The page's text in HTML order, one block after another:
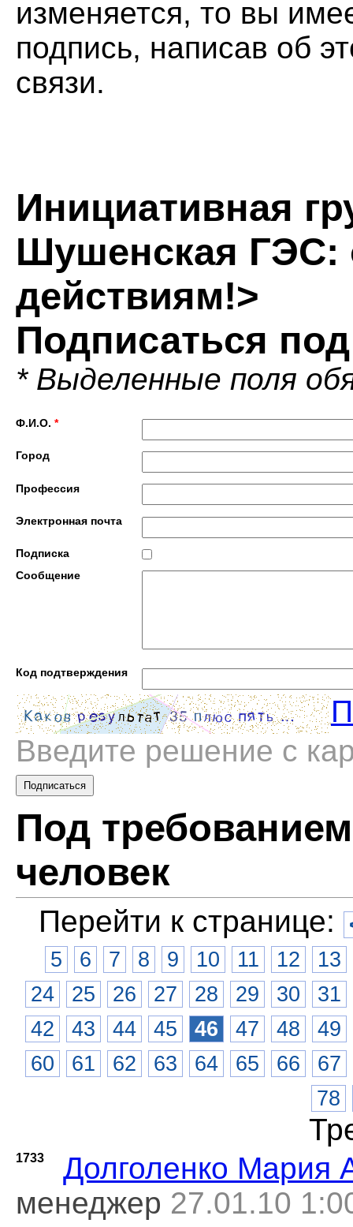
изменяется, то вы
подпись, написав об
связи.
Инициативная
Шушенская ГЭС:
действиям!>
Подписаться
* Выделенные поля
Ф.И.О. *
Город
Профессия
Электронная почта
Подписка
Сообщение
Код подтверждения
Введите решение с
Под
человек
Перейти к странице:
5
6 7 8 9 10 11 12
13
24
25 26 27 28 29 30
31
42
43 44 45 46 47 48
49
60
61 62 63 64 65 66
67
78
1733
Долголенко Мария
менеджер 27.01.10